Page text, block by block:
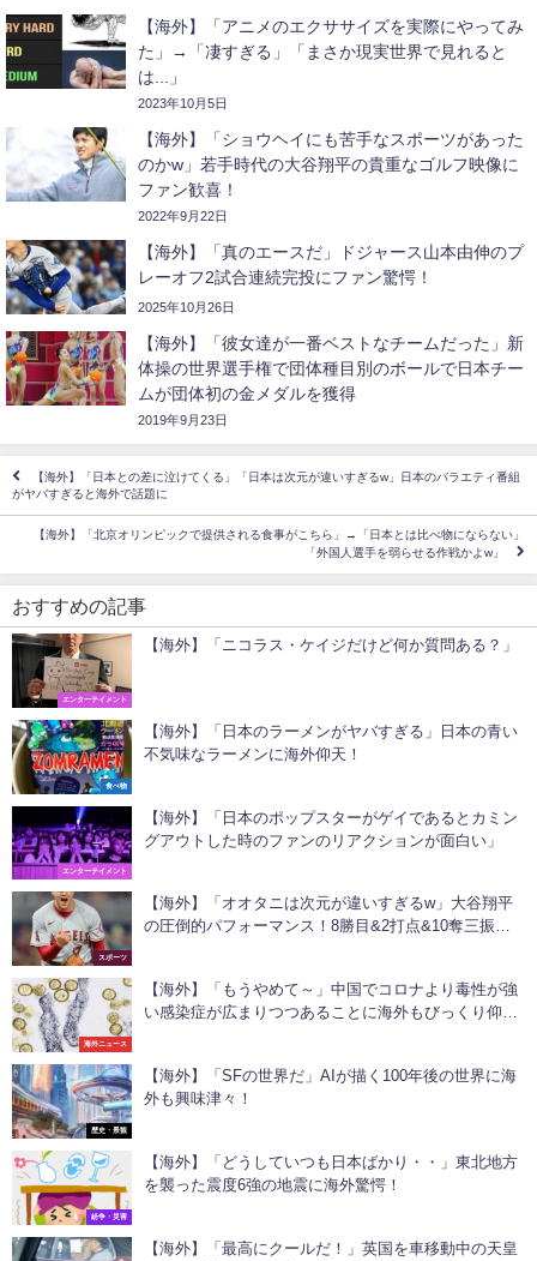
【海外】「アニメのエクササイズを実際にやってみ
た」→「凄すぎる」「まさか現実世界で見れると
は...」
2023年10月5日
【海外】「ショウヘイにも苦手なスポーツがあった
のかw」若手時代の大谷翔平の貴重なゴルフ映像に
ファン歓喜！
2022年9月22日
【海外】「真のエースだ」ドジャース山本由伸のプ
レーオフ2試合連続完投にファン驚愕！
2025年10月26日
【海外】「彼女達が一番ベストなチームだった」新
体操の世界選手権で団体種目別のボールで日本チー
ムが団体初の金メダルを獲得
2019年9月23日
【海外】「日本との差に泣けてくる」「日本は次元が違いすぎるw」日本のバラエティ番組
がヤバすぎると海外で話題に
【海外】「北京オリンピックで提供される食事がこちら」→「日本とは比べ物にならない」
「外国人選手を弱らせる作戦かよw」
おすすめの記事
エンターテイメント
【海外】「ニコラス・ケイジだけど何か質問ある？」
食べ物
【海外】「日本のラーメンがヤバすぎる」日本の青い
不気味なラーメンに海外仰天！
エンターテイメント
【海外】「日本のポップスターがゲイであるとカミン
グアウトした時のファンのリアクションが面白い」
スポーツ
【海外】「オオタニは次元が違いすぎるw」大谷翔平
の圧倒的パフォーマンス！8勝目&2打点&10奪三振で
海外ニュース
【海外】「もうやめて～」中国でコロナより毒性が強
い感染症が広まりつつあることに海外もびっくり仰
歴史・景観
【海外】「SFの世界だ」AIが描く100年後の世界に海
外も興味津々！
紛争・災害
【海外】「どうしていつも日本ばかり・・」東北地方
を襲った震度6強の地震に海外驚愕！
【海外】「最高にクールだ！」英国を車移動中の天皇